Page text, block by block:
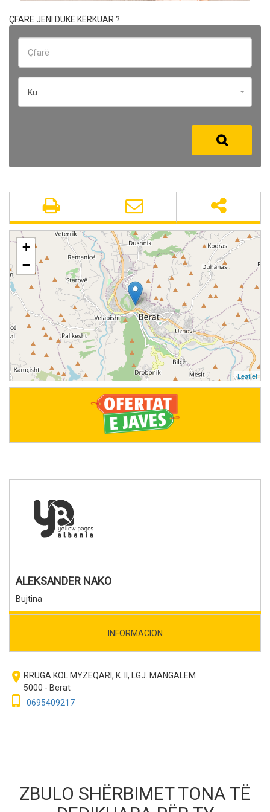
ÇFARË JENI DUKE KËRKUAR ?
Ku
ALEKSANDER NAKO
Bujtina
INFORMACION
room RRUGA KOL MYZEQARI, K. II, LGJ. MANGALEM
5000 - Berat
phone_iphone 0695409217
+
−
Leaflet
ZBULO SHËRBIMET TONA TË